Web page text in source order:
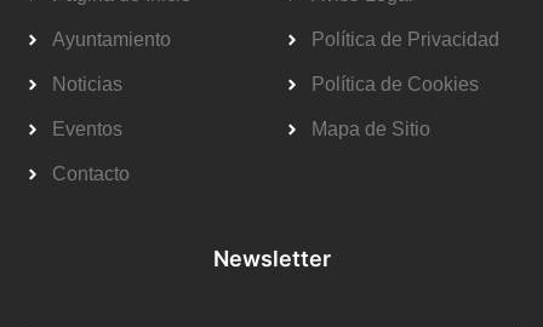
Ayuntamiento
Noticias
Eventos
Contacto
Política de Privacidad
Política de Cookies
Mapa de Sitio
Newsletter